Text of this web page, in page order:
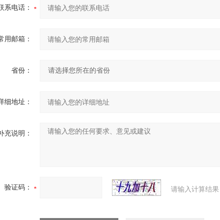
系电话：
用邮箱：
省份：
细地址：
充说明：
验证码： 请输入计算结